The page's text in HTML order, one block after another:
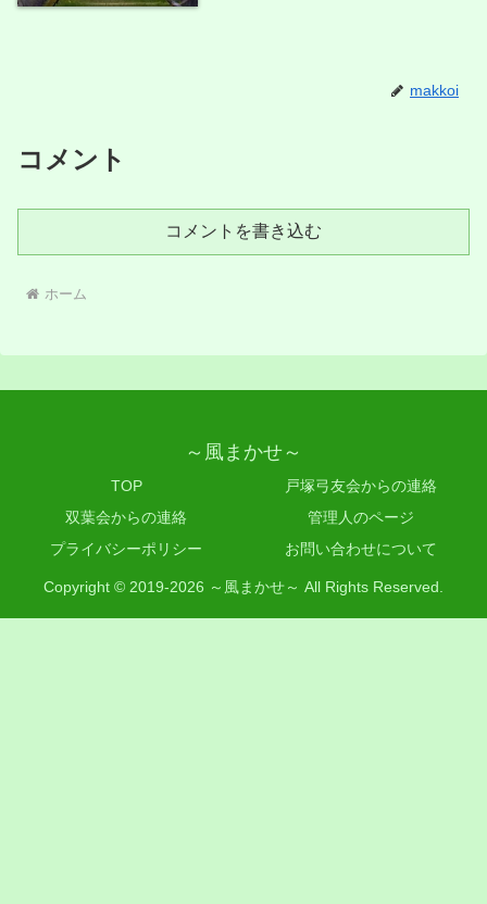
makkoi
コメント
コメントを書き込む
ホーム
～風まかせ～
TOP
戸塚弓友会からの連絡
双葉会からの連絡
管理人のページ
プライバシーポリシー
お問い合わせについて
Copyright © 2019-2026 ～風まかせ～ All Rights Reserved.